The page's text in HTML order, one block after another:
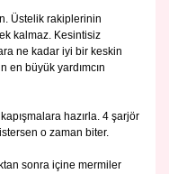
Üstelik rakiplerinin
kalmaz. Kesintisiz
ne kadar iyi bir keskin
en büyük yardımcın
hazırla. 4 şarjör
o zaman biter.
sonra içine mermiler